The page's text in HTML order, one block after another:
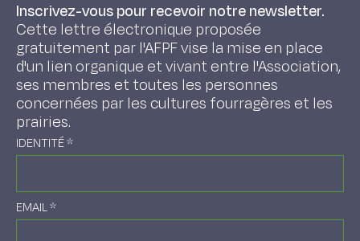
Inscrivez-vous pour recevoir notre newsletter.
Cette lettre électronique proposée
gratuitement par l'AFPF vise la mise en place
d'un lien organique et vivant entre l'Association,
ses membres et toutes les personnes
concernées par les cultures fourragères et les
prairies.
IDENTITÉ*
EMAIL*